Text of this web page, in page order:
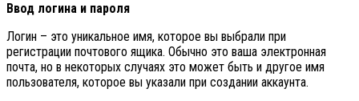
Ввод логина и пароля
Логин – это уникальное имя, которое вы выбрали при
регистрации почтового ящика. Обычно это ваша электронная
почта, но в некоторых случаях это может быть и другое имя
пользователя, которое вы указали при создании аккаунта.